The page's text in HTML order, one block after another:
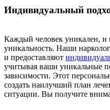
Индивидуальный
Каждый человек уникален, и
уникальность. Наши
и предоставляют
учитывая ваши уникальные
зависимости. Этот
создать наилучший план
ситуации. Вы получите